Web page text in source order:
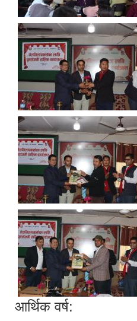
आर्थिक वर्ष: